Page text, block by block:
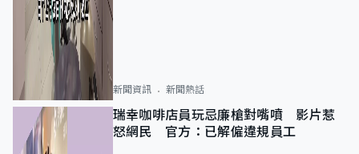
新聞資訊 新聞熱話
瑞幸咖啡店員玩忌廉槍對嘴噴 影片惹
怒網民 官方：已解僱違規員工